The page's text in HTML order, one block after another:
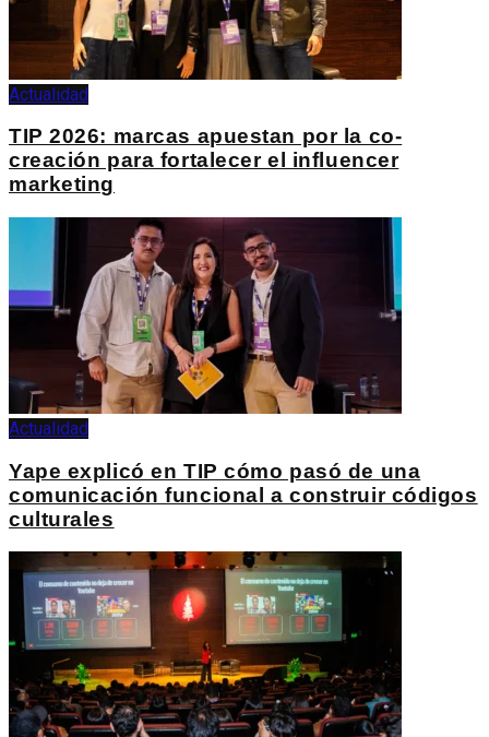
Actualidad
TIP 2026: marcas apuestan por la co-
creación para fortalecer el influencer
marketing
Actualidad
Yape explicó en TIP cómo pasó de una
comunicación funcional a construir códigos
culturales